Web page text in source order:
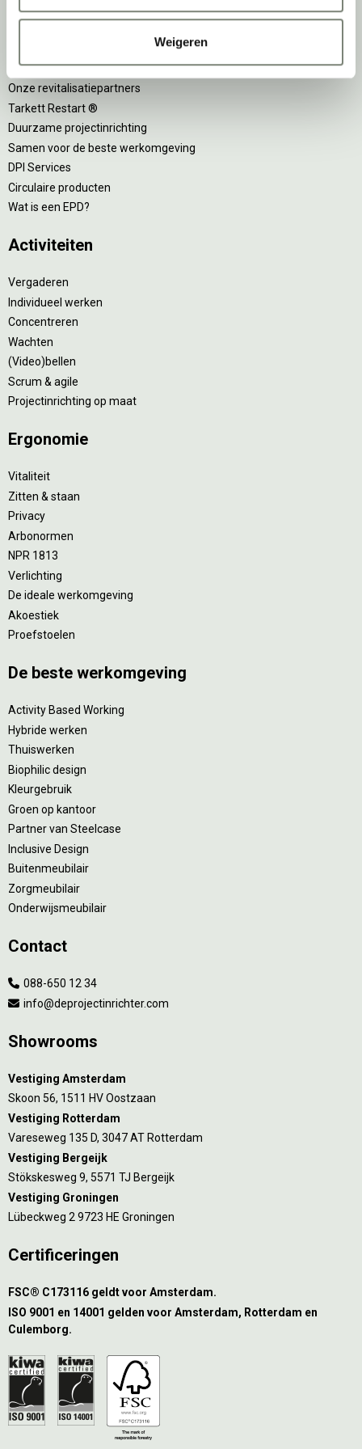
Weigeren
Wat is circulair inrichten?
Duurzaamheid in onze showrooms
Tweede Leven Lijst
Onze revitalisatiepartners
Tarkett Restart ®
Duurzame projectinrichting
Samen voor de beste werkomgeving
DPI Services
Circulaire producten
Wat is een EPD?
Activiteiten
Vergaderen
Individueel werken
Concentreren
Wachten
(Video)bellen
Scrum & agile
Projectinrichting op maat
Ergonomie
Vitaliteit
Zitten & staan
Privacy
Arbonormen
NPR 1813
Verlichting
De ideale werkomgeving
Akoestiek
Proefstoelen
De beste werkomgeving
Activity Based Working
Hybride werken
Thuiswerken
Biophilic design
Kleurgebruik
Groen op kantoor
Partner van Steelcase
Inclusive Design
Buitenmeubilair
Zorgmeubilair
Onderwijsmeubilair
Contact
088-650 12 34
info@deprojectinrichter.com
Showrooms
Vestiging Amsterdam
Skoon 56, 1511 HV Oostzaan
Vestiging Rotterdam
Vareseweg 135 D, 3047 AT Rotterdam
Vestiging Bergeijk
Stökskesweg 9, 5571 TJ Bergeijk
Vestiging Groningen
Lübeckweg 2 9723 HE Groningen
Certificeringen
FSC® C173116 geldt voor Amsterdam.
ISO 9001 en 14001 gelden voor Amsterdam, Rotterdam en
Culemborg.